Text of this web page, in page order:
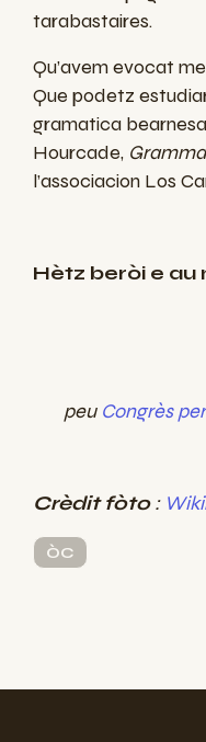
tarabastaires.
Qu’avem evocat
Que podetz
gramatica
Hourcade,
l’associacion Los
Hètz beròi e au
peu Congrès
Crèdit fòto:
ÒC